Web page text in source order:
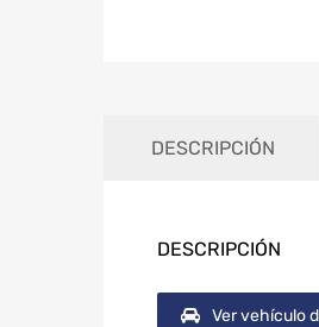
DESCRIPCIÓN
DESCRIPCIÓN
Ver vehículo